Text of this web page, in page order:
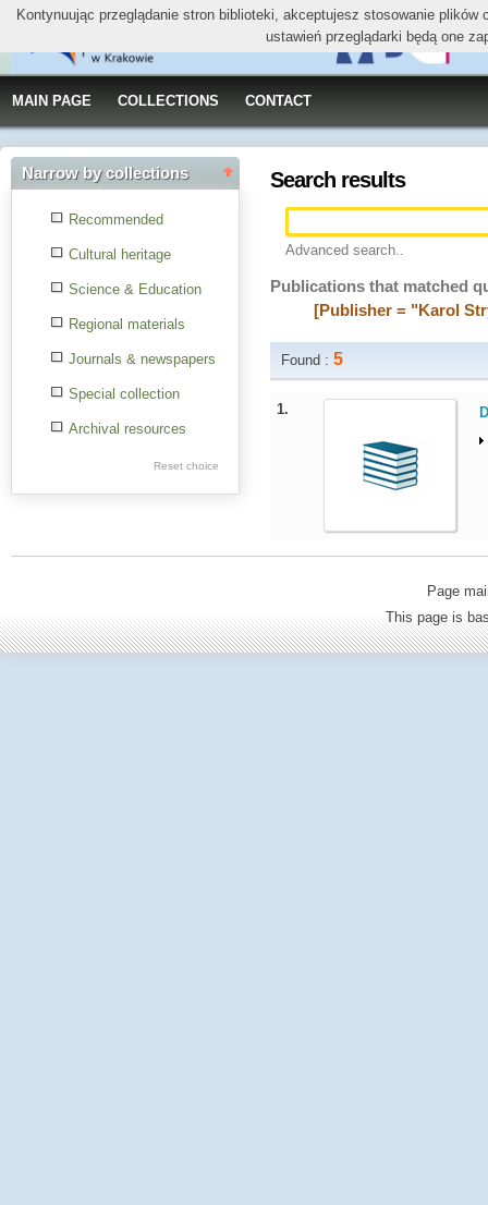
MAIN PAGE COLLECTIONS CONTACT
Narrow by collections
Recommended
Cultural heritage
Science & Education
Regional materials
Journals & newspapers
Special collection
Archival resources
Reset choice
Search results
Advanced search..
Publications that matched
[Publisher = "Karol
Found :5
1.
Page
This page is
Kontynuując przeglądanie stron biblioteki, akceptujesz stosowanie
ustawień przeglądarki będą one